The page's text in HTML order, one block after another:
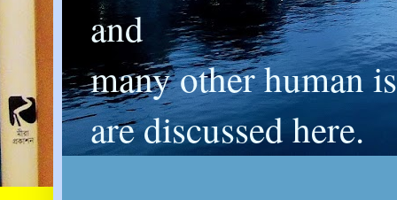
and
many other human
are discussed here.